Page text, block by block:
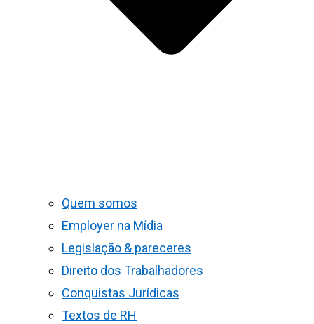
Quem somos
Employer na Mídia
Legislação & pareceres
Direito dos Trabalhadores
Conquistas Jurídicas
Textos de RH